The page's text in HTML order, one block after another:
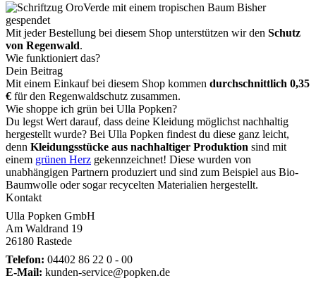
Bisher
gespendet
Mit jeder Bestellung bei diesem Shop unterstützen wir den Schutz
von Regenwald.
Wie funktioniert das?
Dein Beitrag
Mit einem Einkauf bei diesem Shop kommen durchschnittlich 0,35
€ für den Regenwaldschutz zusammen.
Wie shoppe ich grün bei Ulla Popken?
Du legst Wert darauf, dass deine Kleidung möglichst nachhaltig
hergestellt wurde? Bei Ulla Popken findest du diese ganz leicht,
denn Kleidungsstücke aus nachhaltiger Produktion sind mit
einem grünen Herz gekennzeichnet! Diese wurden von
unabhängigen Partnern produziert und sind zum Beispiel aus Bio-
Baumwolle oder sogar recycelten Materialien hergestellt.
Kontakt
Ulla Popken GmbH
Am Waldrand 19
26180 Rastede
Telefon: 04402 86 22 0 - 00
E-Mail: kunden-service@popken.de